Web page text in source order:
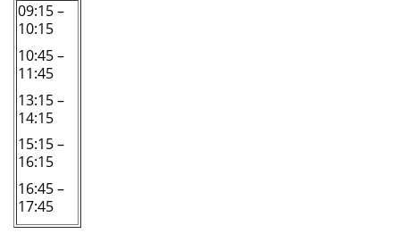
09:15 –
10:15
10:45 –
11:45
13:15 –
14:15
15:15 –
16:15
16:45 –
17:45